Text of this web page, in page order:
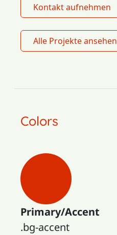
Kontakt aufnehmen
Alle Projekte ansehen
Colors
Primary/Accent
.bg-accent